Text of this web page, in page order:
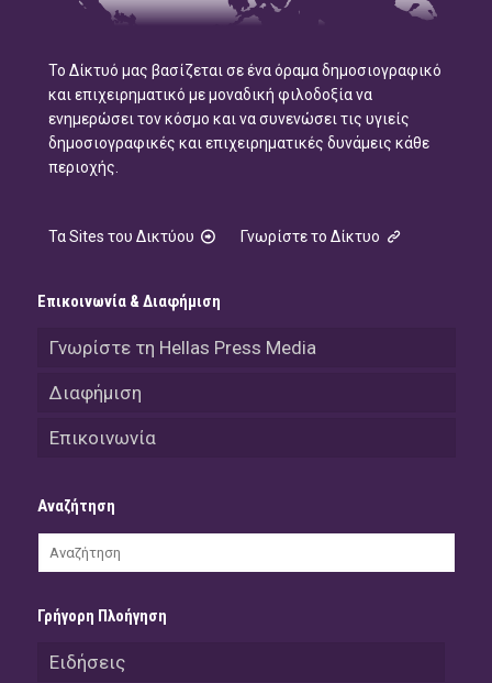
Το Δίκτυό μας βασίζεται σε ένα όραμα δημοσιογραφικό
και επιχειρηματικό με μοναδική φιλοδοξία να
ενημερώσει τον κόσμο και να συνενώσει τις υγιείς
δημοσιογραφικές και επιχειρηματικές δυνάμεις κάθε
περιοχής.
Τα Sites του Δικτύου Γνωρίστε το Δίκτυο
Επικοινωνία & Διαφήμιση
Γνωρίστε τη Hellas Press Media
Διαφήμιση
Επικοινωνία
Αναζήτηση
Γρήγορη Πλοήγηση
Ειδήσεις